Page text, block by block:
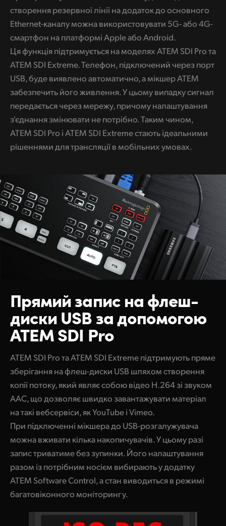
створення резервної лінії на додаток до основного
Ethernet-каналу можна використовувати 5G- або 4G-
смартфон на платформі Apple або Android.
Ця функція підтримується на моделях ATEM SDI Pro та
ATEM SDI Extreme. Телефон, підключений через порт
USB, буде виявлено автоматично, а мікшер ATEM
забезпечить його живлення. У цьому випадку сигнал
передається через мережу, причому налаштування
з'єднання змінювати не потрібно. Таким чином,
ATEM SDI Pro і ATEM SDI Extreme стають ідеальними
рішеннями для трансляції в мобільних умовах.
Прямий записна флеш-
диски USB за допомогою
ATEM SDI Pro
ATEM SDI Pro та ATEM SDI Extreme підтримують пряме
зберігання на флеш-диски USB шляхом створення
копії потоку, який являє собою відео H.264 зі звуком
AAC, що дозволяє швидко завантажувати матеріал
на такі вебсервіси, як YouTube і Vimeo.
При підключенні мікшера до USB-розгалужувача
можна вживати кілька накопичувачів. У цьому разі
запис триватиме без зупинки. Його налаштування
разом із потрібним носієм вибирають у додатку
ATEM Software Control, а стан виводиться в режимі
багатовіконного моніторингу.